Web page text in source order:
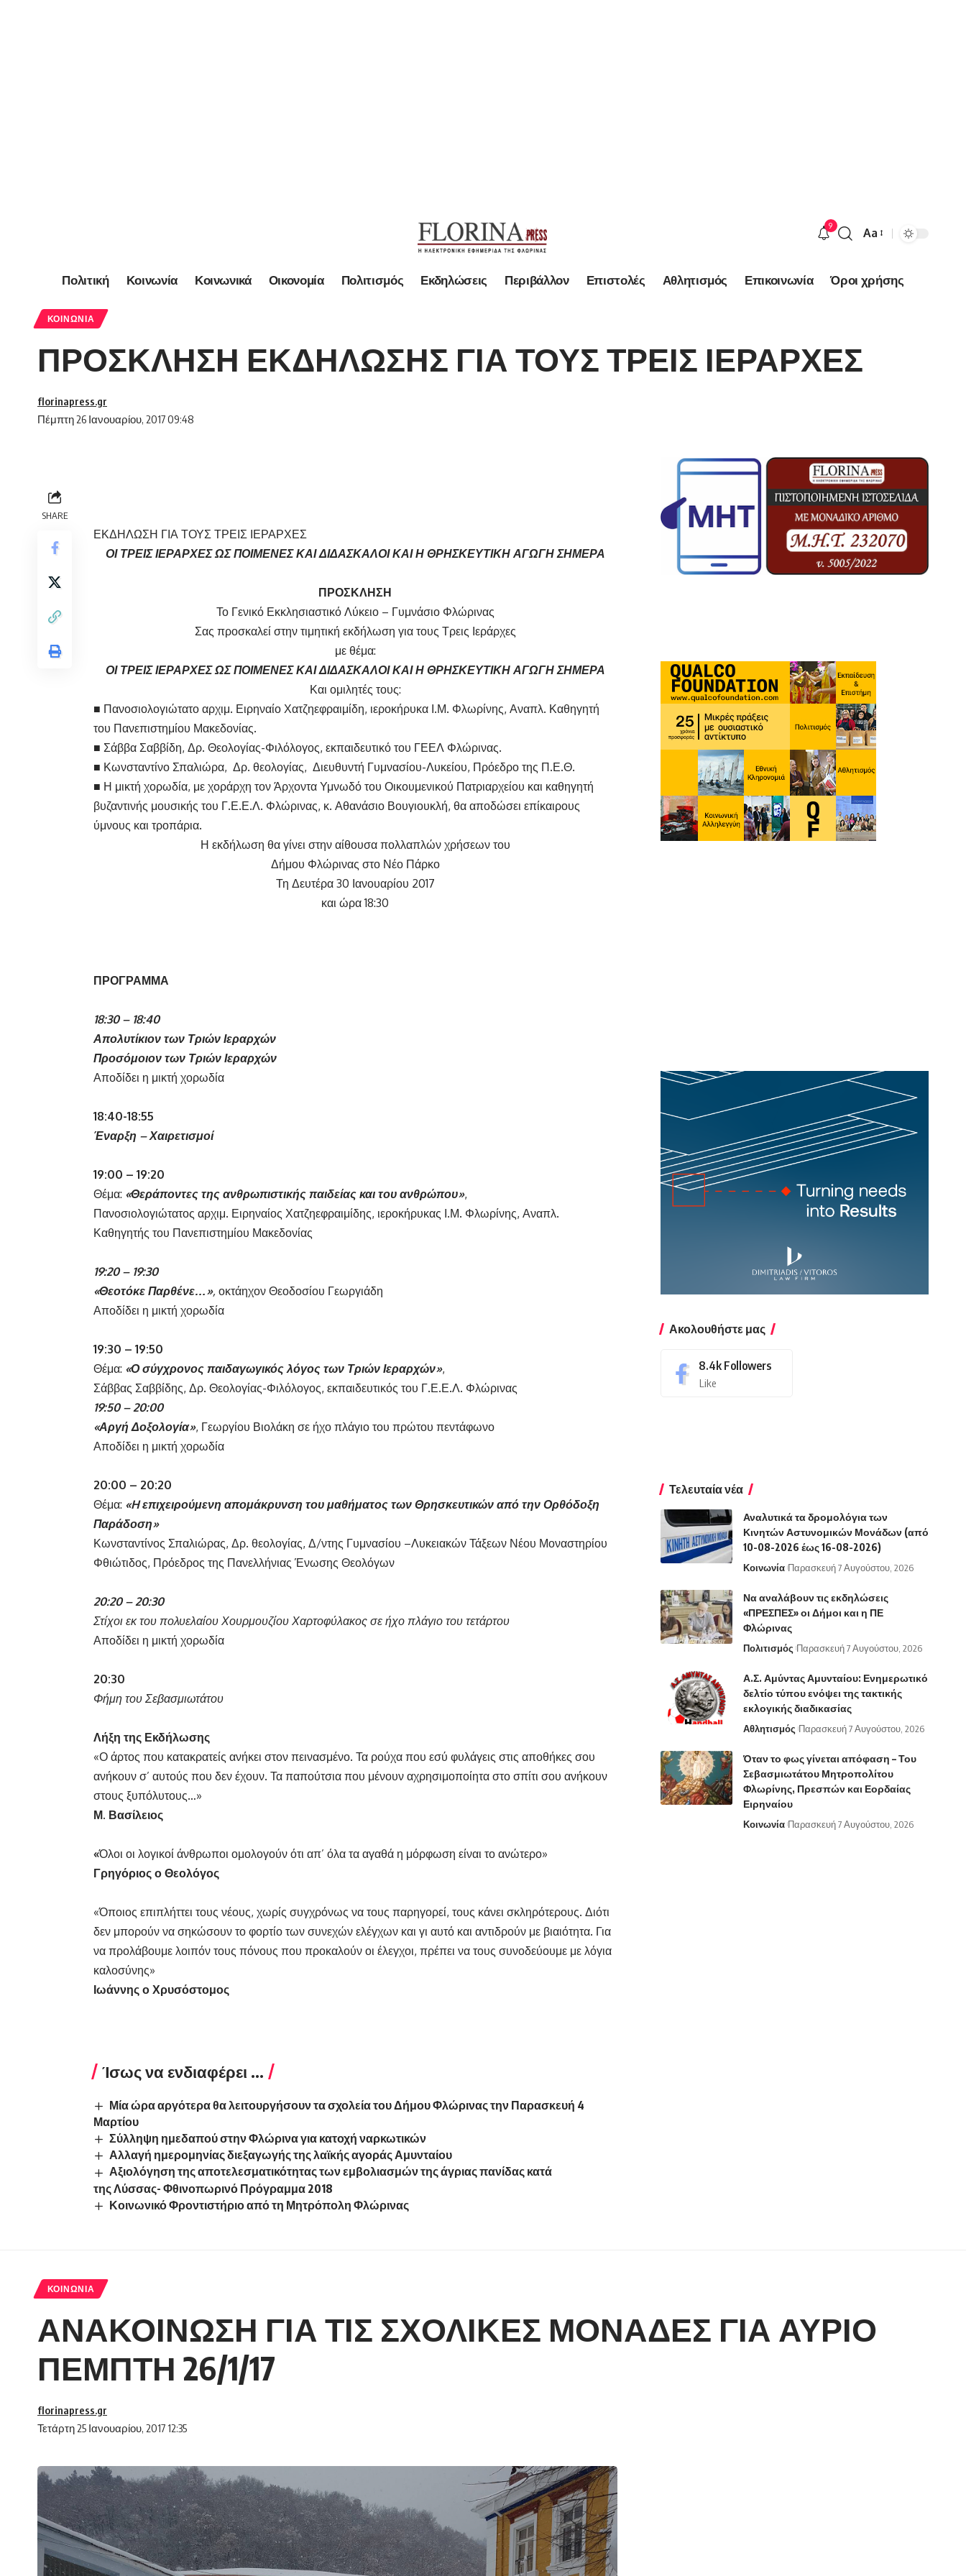
9
Font
Aa
Πολιτική Κοινωνία Κοινωνικά Οικονομία Πολιτισμός Εκδηλώσεις Περιβάλλον Επιστολές Αθλητισμός Επικοινωνία Όροι χρήσης
ΚΟΙΝΩΝΊΑ
ΠΡΟΣΚΛΗΣΗ ΕΚΔΗΛΩΣΗΣ ΓΙΑ ΤΟΥΣ ΤΡΕΙΣ ΙΕΡΑΡΧΕΣ
Πέμπτη 26 Ιανουαρίου, 2017 09:48
florinapress.gr
SHARE
ΕΚΔΗΛΩΣΗ ΓΙΑ ΤΟΥΣ ΤΡΕΙΣ ΙΕΡΑΡΧΕΣ
ΟΙ ΤΡΕΙΣ ΙΕΡΑΡΧΕΣ ΩΣ ΠΟΙΜΕΝΕΣ ΚΑΙ ΔΙΔΑΣΚΑΛΟΙ ΚΑΙ Η ΘΡΗΣΚΕΥΤΙΚΗ ΑΓΩΓΗ ΣΗΜΕΡΑ
ΠΡΟΣΚΛΗΣΗ
Το Γενικό Εκκλησιαστικό Λύκειο – Γυμνάσιο Φλώρινας
Σας προσκαλεί στην τιμητική εκδήλωση για τους Τρεις Ιεράρχες
με θέμα:
ΟΙ ΤΡΕΙΣ ΙΕΡΑΡΧΕΣ ΩΣ ΠΟΙΜΕΝΕΣ ΚΑΙ ΔΙΔΑΣΚΑΛΟΙ ΚΑΙ Η ΘΡΗΣΚΕΥΤΙΚΗ ΑΓΩΓΗ ΣΗΜΕΡΑ
Και ομιλητές τους:
■ Πανοσιολογιώτατο αρχιμ. Ειρηναίο Χατζηεφραιμίδη, ιεροκήρυκα Ι.Μ. Φλωρίνης, Αναπλ. Καθηγητή
του Πανεπιστημίου Μακεδονίας.
■ Σάββα Σαββίδη, Δρ. Θεολογίας-Φιλόλογος, εκπαιδευτικό του ΓΕΕΛ Φλώρινας.
■ Κωνσταντίνο Σπαλιώρα, Δρ. θεολογίας, Διευθυντή Γυμνασίου-Λυκείου, Πρόεδρο της Π.Ε.Θ.
■ Η μικτή χορωδία, με χοράρχη τον Άρχοντα Υμνωδό του Οικουμενικού Πατριαρχείου και καθηγητή
βυζαντινής μουσικής του Γ.Ε.Ε.Λ. Φλώρινας, κ. Αθανάσιο Βουγιουκλή, θα αποδώσει επίκαιρους
ύμνους και τροπάρια.
Η εκδήλωση θα γίνει στην αίθουσα πολλαπλών χρήσεων του
Δήμου Φλώρινας στο Νέο Πάρκο
Τη Δευτέρα 30 Ιανουαρίου 2017
και ώρα 18:30
ΠΡΟΓΡΑΜΜΑ
18:30 – 18:40
Απολυτίκιον των Τριών Ιεραρχών
Προσόμοιον των Τριών Ιεραρχών
Αποδίδει η μικτή χορωδία
18:40-18:55
Έναρξη – Χαιρετισμοί
19:00 – 19:20
Θέμα: «Θεράποντες της ανθρωπιστικής παιδείας και του ανθρώπου»,
Πανοσιολογιώτατος αρχιμ. Ειρηναίος Χατζηεφραιμίδης, ιεροκήρυκας Ι.Μ. Φλωρίνης, Αναπλ.
Καθηγητής του Πανεπιστημίου Μακεδονίας
19:20 – 19:30
«Θεοτόκε Παρθένε…», οκτάηχον Θεοδοσίου Γεωργιάδη
Αποδίδει η μικτή χορωδία
19:30 – 19:50
Θέμα: «Ο σύγχρονος παιδαγωγικός λόγος των Τριών Ιεραρχών»,
Σάββας Σαββίδης, Δρ. Θεολογίας-Φιλόλογος, εκπαιδευτικός του Γ.Ε.Ε.Λ. Φλώρινας
19:50 – 20:00
«Αργή Δοξολογία», Γεωργίου Βιολάκη σε ήχο πλάγιο του πρώτου πεντάφωνο
Αποδίδει η μικτή χορωδία
20:00 – 20:20
Θέμα: «H επιχειρούμενη απομάκρυνση του μαθήματος των Θρησκευτικών από την Ορθόδοξη
Παράδοση»
Κωνσταντίνος Σπαλιώρας, Δρ. θεολογίας, Δ/ντης Γυμνασίου –Λυκειακών Τάξεων Νέου Μοναστηρίου
Φθιώτιδος, Πρόεδρος της Πανελλήνιας Ένωσης Θεολόγων
20:20 – 20:30
Στίχοι εκ του πολυελαίου Χουρμουζίου Χαρτοφύλακος σε ήχο πλάγιο του τετάρτου
Αποδίδει η μικτή χορωδία
20:30
Φήμη του Σεβασμιωτάτου
Λήξη της Εκδήλωσης
«Ο άρτος που κατακρατείς ανήκει στον πεινασμένο. Τα ρούχα που εσύ φυλάγεις στις αποθήκες σου
ανήκουν σ’ αυτούς που δεν έχουν. Τα παπούτσια που μένουν αχρησιμοποίητα στο σπίτι σου ανήκουν
στους ξυπόλυτους…»
Μ. Βασίλειος
«Όλοι οι λογικοί άνθρωποι ομολογούν ότι απ’ όλα τα αγαθά η μόρφωση είναι το ανώτερο»
Γρηγόριος ο Θεολόγος
«Όποιος επιπλήττει τους νέους, χωρίς συγχρόνως να τους παρηγορεί, τους κάνει σκληρότερους. Διότι
δεν μπορούν να σηκώσουν το φορτίο των συνεχών ελέγχων και γι αυτό και αντιδρούν με βιαιότητα. Για
να προλάβουμε λοιπόν τους πόνους που προκαλούν οι έλεγχοι, πρέπει να τους συνοδεύουμε με λόγια
καλοσύνης»
Ιωάννης ο Χρυσόστομος
Ίσως να ενδιαφέρει ...
Μία ώρα αργότερα θα λειτουργήσουν τα σχολεία του Δήμου Φλώρινας την Παρασκευή 4
Μαρτίου
Σύλληψη ημεδαπού στην Φλώρινα για κατοχή ναρκωτικών
Αλλαγή ημερομηνίας διεξαγωγής της λαϊκής αγοράς Αμυνταίου
Αξιολόγηση της αποτελεσματικότητας των εμβολιασμών της άγριας πανίδας κατά
της Λύσσας- Φθινοπωρινό Πρόγραμμα 2018
Κοινωνικό Φροντιστήριο από τη Μητρόπολη Φλώρινας
Ακολουθήστε μας
8.4k Followers
Like
Τελευταία νέα
Αναλυτικά τα δρομολόγια των
Κινητών Αστυνομικών Μονάδων (από
10-08-2026 έως 16-08-2026)
Κοινωνία Παρασκευή 7 Αυγούστου, 2026
Να αναλάβουν τις εκδηλώσεις
«ΠΡΕΣΠΕΣ» οι Δήμοι και η ΠΕ
Φλώρινας
Πολιτισμός Παρασκευή 7 Αυγούστου, 2026
Α.Σ. Αμύντας Αμυνταίου: Ενημερωτικό
δελτίο τύπου ενόψει της τακτικής
εκλογικής διαδικασίας
Αθλητισμός Παρασκευή 7 Αυγούστου, 2026
Όταν το φως γίνεται απόφαση – Του
Σεβασμιωτάτου Μητροπολίτου
Φλωρίνης, Πρεσπών και Εορδαίας
Ειρηναίου
Κοινωνία Παρασκευή 7 Αυγούστου, 2026
ΚΟΙΝΩΝΊΑ
ΑΝΑΚΟΙΝΩΣΗ ΓΙΑ ΤΙΣ ΣΧΟΛΙΚΕΣ ΜΟΝΑΔΕΣ ΓΙΑ ΑΥΡΙΟ
ΠΕΜΠΤΗ 26/1/17
Τετάρτη 25 Ιανουαρίου, 2017 12:35
florinapress.gr